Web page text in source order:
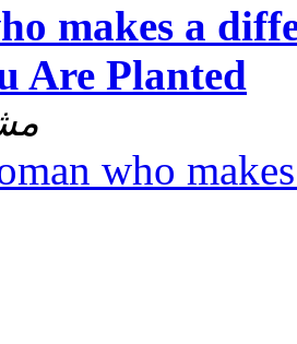
makes a
Are Planted
who